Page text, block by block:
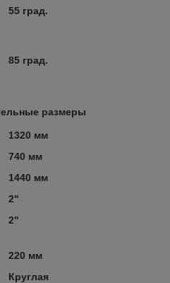
55 град.
85 град.
размеры
1320 мм
740 мм
1440 мм
2"
2"
220 мм
Круглая